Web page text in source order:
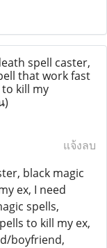
spell caster,
that work fast
kill my
)
แจ้งลบ
black magic
ex, I need
spells,
to kill my ex,
boyfriend,